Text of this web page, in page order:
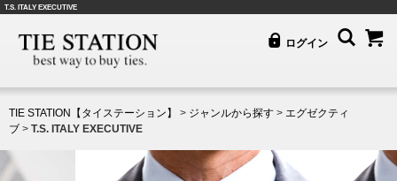
T.S. ITALY EXECUTIVE
ログイン
TIE STATION【タイステーション】 > ジャンルから探す > エグゼクティ
ブ > T.S. ITALY EXECUTIVE